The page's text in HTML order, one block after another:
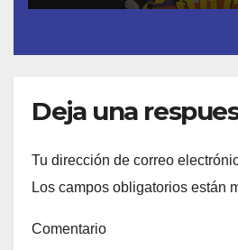
Deja una
Tu dirección de correo
Los campos obligatorios están
Comentario